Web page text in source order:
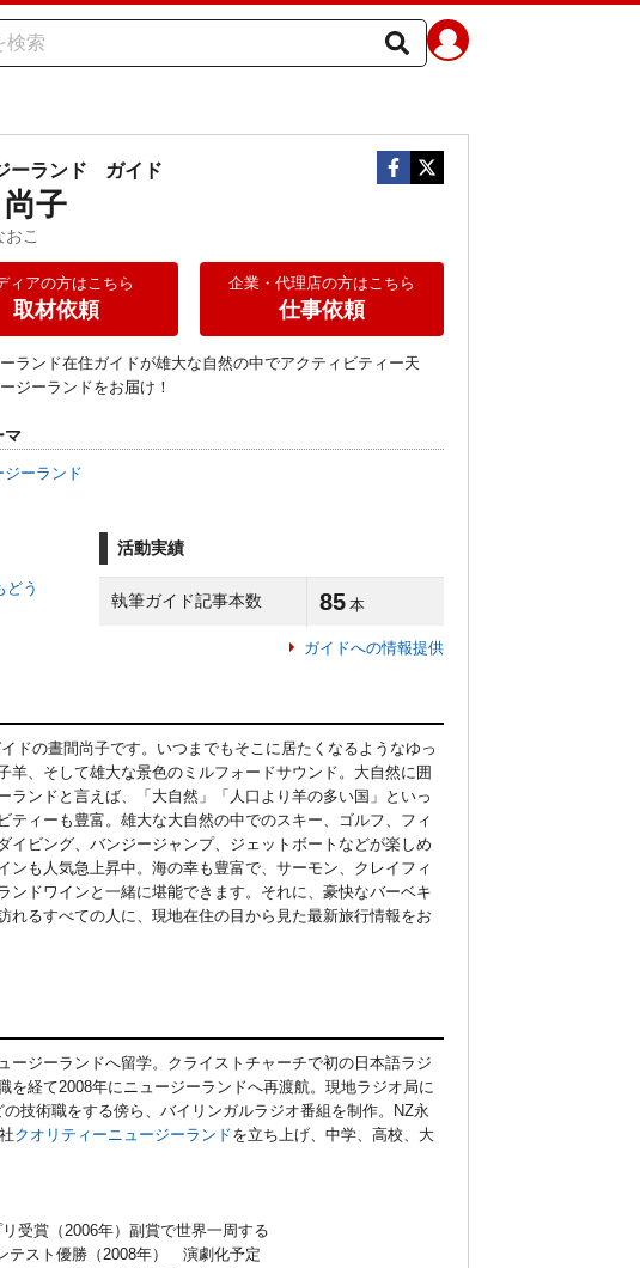
ーランド ガイド
子
こ
ィアの方はこちら
取材依頼
企業・代理店の方はこちら
仕事依頼
ランド在住ガイドが雄大な自然の中でアクティビティー天
ジーランドをお届け！
マ
ジーランド
どう
活動実績
執筆ガイド記事本数 85 本
ガイドへの情報提供
ドの晝間尚子です。いつまでもそこに居たくなるようなゆっ
、そして雄大な景色のミルフォードサウンド。大自然に囲
ンドと言えば、「大自然」「人口より羊の多い国」といっ
ィーも豊富。雄大な大自然の中でのスキー、ゴルフ、フィ
ビング、バンジージャンプ、ジェットボートなどが楽しめ
も人気急上昇中。海の幸も豊富で、サーモン、クレイフィ
ドワインと一緒に堪能できます。それに、豪快なバーベキ
るすべての人に、現地在住の目から見た最新旅行情報をお
ジーランドへ留学。クライストチャーチで初の日本語ラジ
経て2008年にニュージーランドへ再渡航。現地ラジオ局に
技術職をする傍ら、バイリンガルラジオ番組を制作。NZ永
クオリティーニュージーランドを立ち上げ、中学、高校、大
受賞（2006年）副賞で世界一周する
テスト優勝（2008年） 演劇化予定